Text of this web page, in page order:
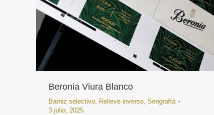
Beronia Viura Blanco
Barniz selectivo, Relieve inverso, Serigrafía
3 julio, 2025